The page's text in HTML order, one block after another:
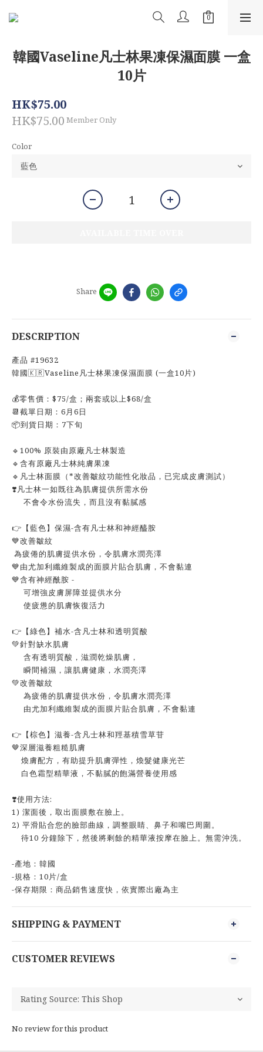
韓國Vaseline凡士林果凍保濕面膜 一盒
10片
HK$75.00
HK$75.00 Member Only
Color
Share
DESCRIPTION
產品 #19632
韓國🇰🇷Vaseline凡士林果凍保濕面膜 (一盒10片)
💰零售價：$75/盒；兩套或以上$68/盒
📆截單日期：6月6日
📦到貨日期：7下旬
🔹100% 原裝由原廠凡士林製造
🔹含有原廠凡士林純膚果凍 ​
🔹凡士林面膜（*改善皺紋功能性化妝品，​已完成皮膚測試）​
​❣️凡士林一如既往為肌膚提供所需水份​
不會令水份流失，而且沒有黏膩感​
👉【藍色】保濕-含有凡士林和神經醯胺
💙改善皺紋​
為疲倦的肌膚提供水份，令肌膚水潤亮澤​
💙由尤加利纖維製成的面膜片貼合肌膚，​不會黏連​
​💙含有神經酰胺 - ​
可增強皮膚屏障並提供水分​
使疲憊的肌膚恢復活力
👉【綠色】補水-含凡士林和透明質酸
💚針對缺水肌膚
含有透明質酸，滋潤乾燥肌膚，​
瞬間補濕，讓肌膚健康，水潤亮澤​
💚改善皺紋​
為疲倦的肌膚提供水份，令肌膚水潤亮澤​
​ 由尤加利纖維製成的面膜片貼合肌膚，不會黏連
👉【棕色】滋養-含凡士林和羥基積雪草苷
🤎深層滋養粗糙肌膚
煥膚配方，有助提升肌膚彈性，煥髮健康光芒
白色霜型精華液，不黏膩的飽滿營養使用感
❣️使用方法:​
1) 潔面後，取出面膜敷在臉上。​
2) 平滑貼合您的臉部曲線，調整眼睛、鼻子和嘴巴周圍。​
待10 分鐘除下，然後將剩餘的精華液按摩在臉上。​無需沖洗。
-產地：韓國
-規格：10片/盒
-保存期限：商品銷售速度快，依實際出廠為主
SHIPPING & PAYMENT
CUSTOMER REVIEWS
No review for this product